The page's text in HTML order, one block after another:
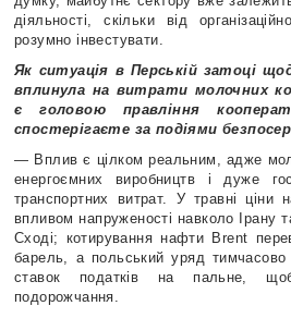
діяльності, скільки від
розумно інвестувати.
Як ситуація в Перській затоці
вплинула на витрати молочних
є головою правління
спостерігаєте за подіями
— Вплив є цілком реальним, адже
енергоємних виробництв і дуже
транспортних витрат. У травні
впливом напруженості навколо Ірану
Сході; котирування нафти Brent
барель, а польський уряд
ставок податків на пальне,
подорожчання.